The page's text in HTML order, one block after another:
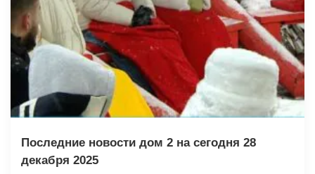
Последние новости дом 2 на сегодня 28
декабря 2025